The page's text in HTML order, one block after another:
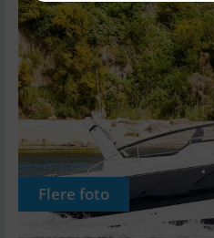
Flere foto